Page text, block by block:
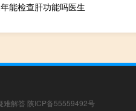
能检查肝功能吗医生
难解答 陕ICP备55559492号